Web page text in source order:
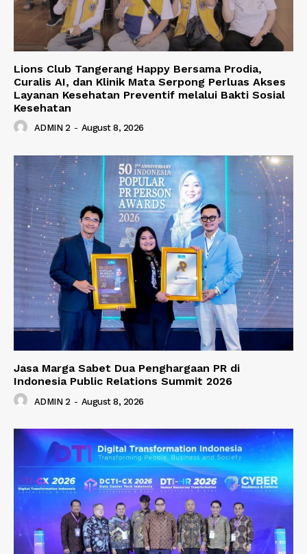
Lions Club Tangerang Happy Bersama Prodia,
Curalis AI, dan Klinik Mata Serpong Perluas Akses
Layanan Kesehatan Preventif melalui Bakti Sosial
Kesehatan
ADMIN 2 - August 8, 2026
Jasa Marga Sabet Dua Penghargaan PR di
Indonesia Public Relations Summit 2026
ADMIN 2 - August 8, 2026